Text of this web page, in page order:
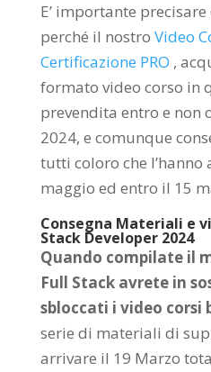
E’ importante
perché il nostro Video
Certificazione PRO ,
formato video corso in
prevendita entro e non
2024, e comunque
tutti coloro che
maggio ed entro il 15
Consegna Materiali e
Stack Developer 2024
Quando compilate il
Full Stack avrete in
sbloccati i video corsi
serie di materiali di
arrivare il 19 Marzo